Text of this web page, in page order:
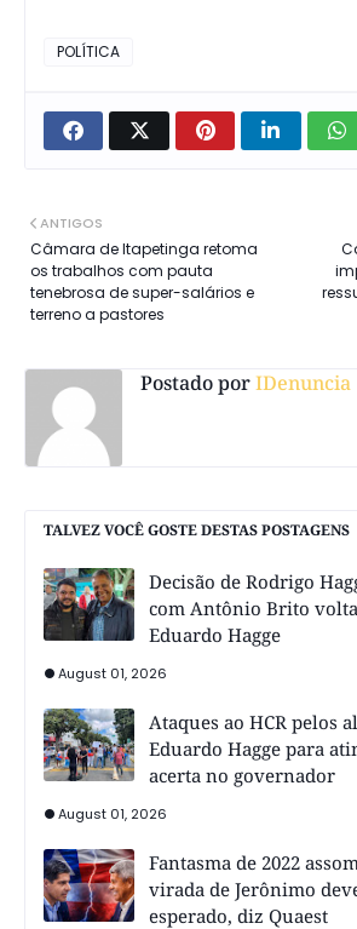
POLÍTICA
ANTIGOS
Câmara de Itapetinga retoma
os trabalhos com pauta
tenebrosa de super-salários e
terreno a pastores
Postado porIDenuncia
TALVEZ VOCÊ GOSTE DESTAS POSTAGENS
Decisão de Rodrigo
com Antônio Brito
Eduardo Hagge
August 01, 2026
Ataques ao HCR pelos
Eduardo Hagge para
acerta no governador
August 01, 2026
Fantasma de 2022
virada de Jerônimo
esperado, diz Quaest